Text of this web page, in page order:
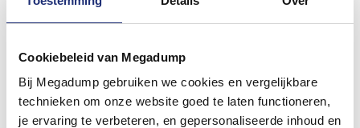
Cookiebeleid van Megadump
Bij Megadump gebruiken we cookies en vergelijkbare
technieken om onze website goed te laten functioneren,
je ervaring te verbeteren, en gepersonaliseerde inhoud en
#mijndroombadkamer
Wij geloven in de kracht van delen. Deel jouw
en tag @megadumpnl. Samen bouwen we een
inspirerende omgeving vol met unieke
badkamerstijlen. Doe je mee?